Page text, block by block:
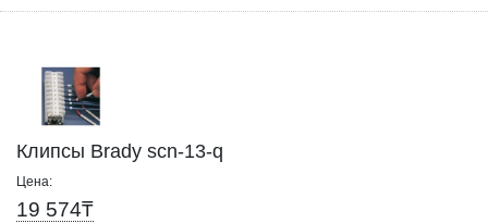
Клипсы Brady scn-13-q
Цена:
19 574₸